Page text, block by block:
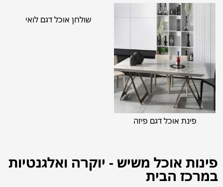
פינת אוכל דגם פיזה
שולחן אוכל דגם לואי
פינות אוכל משיש - יוקרה ואלגנטיות
במרכז הבית